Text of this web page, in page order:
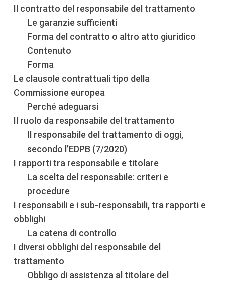
Il contratto del responsabile del trattamento
Le garanzie sufficienti
Forma del contratto o altro atto giuridico
Contenuto
Forma
Le clausole contrattuali tipo della
Commissione europea
Perché adeguarsi
Il ruolo da responsabile del trattamento
Il responsabile del trattamento di oggi,
secondo l’EDPB (7/2020)
I rapporti tra responsabile e titolare
La scelta del responsabile: criteri e
procedure
I responsabili e i sub-responsabili, tra rapporti e
obblighi
La catena di controllo
I diversi obblighi del responsabile del
trattamento
Obbligo di assistenza al titolare del